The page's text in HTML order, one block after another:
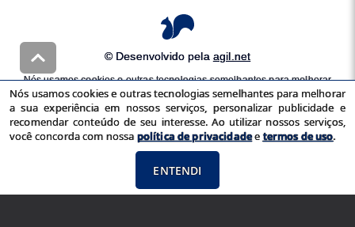
© Desenvolvido pela agil.net
Nós usamos cookies e outras tecnologias semelhantes para melhorar
a sua experiência em nossos serviços, personalizar publicidade e
recomendar conteúdo de seu interesse. Ao utilizar nossos serviços,
você concorda com nossapolítica de privacidadeetermos de uso
Nós usamos cookies e outras tecnologias semelhantes para melhorar
a sua experiência em nossos serviços, personalizar publicidade e
recomendar conteúdo de seu interesse. Ao utilizar nossos serviços,
você concorda com nossa política de privacidadeetermos de uso.
ENTENDI